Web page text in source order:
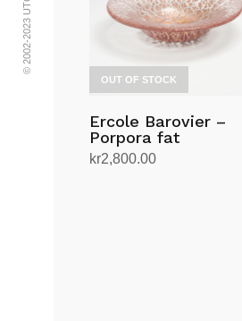
OUT OF STOCK
Ercole Barovier –
Porpora fat
kr2,800.00